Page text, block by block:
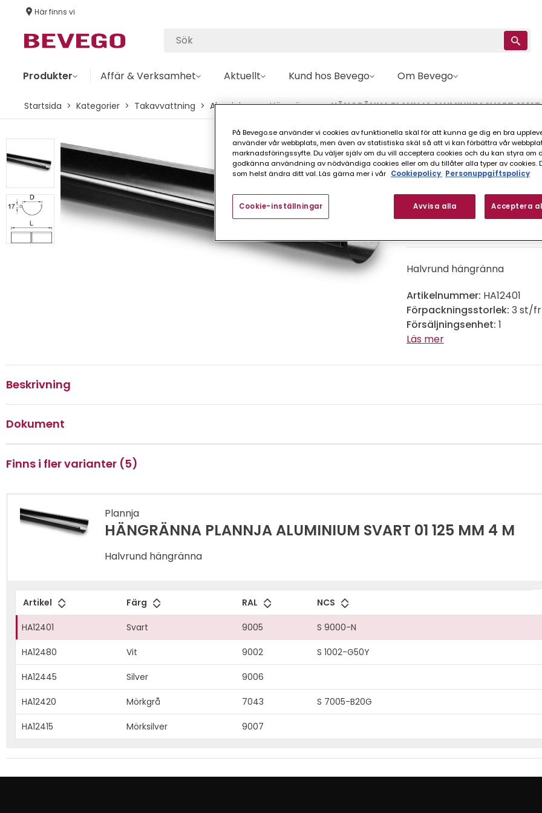
Här finns vi
Produkter Affär & Verksamhet Aktuellt Kund hos Bevego Om Bevego
Startsida Kategorier Takavvattning Aluminium Hängränna HÄNGRÄNNA PLANNJA ALUMINIUM SVART 01
Plannja
HÄNGRÄNNA
M
FINNS I FLER VARIANTER
Halvrund hängränna
Artikelnummer: HA12401
Förpackningsstorlek: 3 st/
Försäljningsenhet: 1
Läs mer
Beskrivning
Dokument
Finns i fler varianter (5)
Plannja
HÄNGRÄNNA PLANNJA ALUMINIUM SVART 01 125 MM 4 M
Halvrund hängränna
Artikel Färg RAL NCS
HA12401 Svart 9005 S 9000-N
HA12480 Vit 9002 S 1002-G50Y
HA12445 Silver 9006
HA12420 Mörkgrå 7043 S 7005-B20G
HA12415 Mörksilver 9007
På Bevego.se använder vi cookies av funktionella skäl för att kunna ge dig en bra
använder vår webbplats, men även av statistiska skäl så att vi kan förbättra vår
marknadsföringssyfte. Du väljer själv om du vill acceptera cookies och du kan styra om
godkänna användning av nödvändiga cookies eller om du tillåter alla typer av cookies.
som helst ändra ditt val. Läs gärna mer i vår Cookiepolicy Personuppgiftspolicy
Avvisa alla Acceptera
Cookie-inställningar